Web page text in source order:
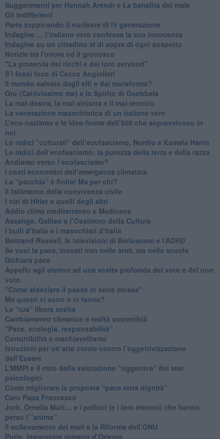
Suggerimenti per Hannah Arendt e La banalità del male
​Gli indifferenti
Parte zoppicando il nucleare di IV generazione
​Indagine … l’italiano vero confessa la sua innocenza
Indagine su un cittadino al di sopra di ogni sospetto
Notizie tra l'orrore ed il grottesco
"La protervia dei ricchi e dei loro servitori"
S’i fossi foco di Cecco Angiolieri
​Il mondo salvato dagli elfi e dai mutaforma?
Gru (Cattivissimo me) e lo Spirito di Goebbels
​La mal-destra, la mal-sinistra e il mal-tecnico
​La venerazione masochistica di un italiano vero
​L’eco-nazismo e le idee-forma dell’800 che sopravvivono in
noi
​Le radici “culturali” dell’ecofascismo, Nordio e Kamala Harris
Le radici dell’ecofascismo: la purezza della terra e della razza
Andiamo verso l’ecofascismo?
I costi economici dell’emergenza climatica
​La “pacchia” è finita! Ma per chi?
​Il fallimento della convivenza civile
​I vizi di Hitler e quelli degli altri
Addio clima mediterraneo e Medicane
​Assange, Galileo e l’Ossimoro della Cultura
​I bulli d’Italia e i masochisti d’Italia
​Bertrand Russell, le televisioni di Berlusconi e l’ADHD
​Se vuoi la pace, investi non nelle armi, ma nella scuola
​Dichiara pace
​Appello agli elettori ad una scelta profonda del voto e del non
voto
"Come sfasciare il paese in sette mosse"
​Ma questi ci sono o ci fanno?
​Le “tua” libera scelta
Cambiamento climatico e realtà sostenibili
“Pace, ecologia, responsabilità”
​Corruttibilità e machiavellismo
Istruzioni per un’arte corale contro l’oggettivizzazione
dell’Essere
​L’MMPI e il mito della valutazione “oggettiva” dei test
psicologici
Come migliorare la proposta “pace terra dignità”
Caro Papa Francesco
​Jorit, Ornella Muti… e i politici (e i loro elettori) che hanno
perso l’”anima”
​Il sollevamento dei mari e la Riforma dell’ONU
Putin, imperatore romano d’Oriente